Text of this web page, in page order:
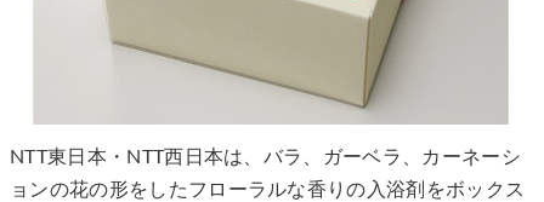
NTT東日本・NTT西日本は、バラ、ガーベラ、カーネーシ
ョンの花の形をしたフローラルな香りの入浴剤をボックス